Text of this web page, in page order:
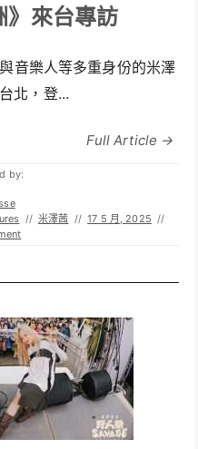
》來台專訪
音樂人等多重身份的米澤
北，登...
Full Article →
by:
// 米澤茜 // 17 5 月, 2025 //